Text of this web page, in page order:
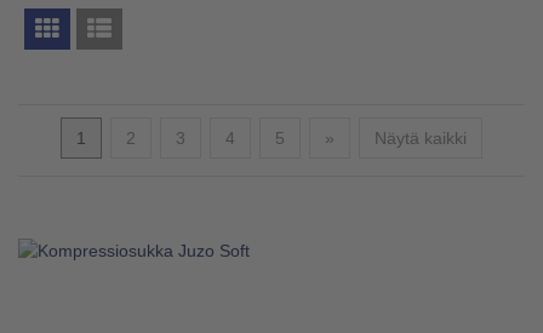
1 2 3 4 5 » SeuraavaNäytä kaikki